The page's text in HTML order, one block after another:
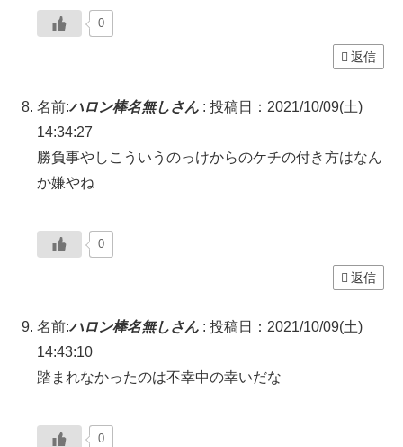
0
返信
名前:ハロン棒名無しさん : 投稿日：2021/10/09(土)
14:34:27
勝負事やしこういうのっけからのケチの付き方はなん
か嫌やね
0
返信
名前:ハロン棒名無しさん : 投稿日：2021/10/09(土)
14:43:10
踏まれなかったのは不幸中の幸いだな
0